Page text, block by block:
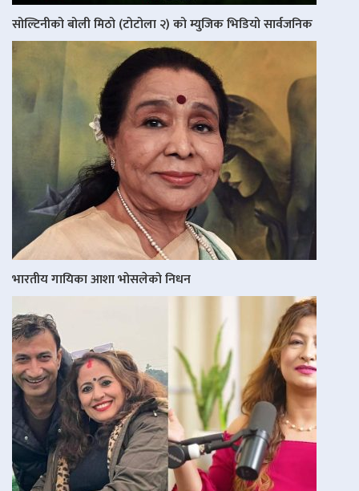
सोल्टिनीको बोली मिठो (टोटोला २) को म्युजिक भिडियो सार्वजनिक
भारतीय गायिका आशा भोसलेको निधन